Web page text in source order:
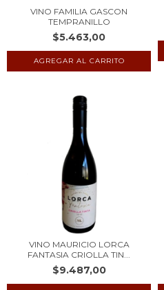
VINO FAMILIA GASCON
TEMPRANILLO
$5.463,00
VINO MAURICIO LORCA
FANTASIA CRIOLLA TIN...
$9.487,00